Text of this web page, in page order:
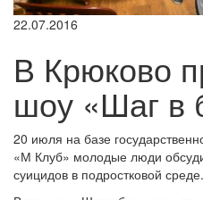
22.07.2016
В Крюково
шоу «Шаг в
20 июля на базе
«М Клуб» молодые люди
суицидов в подростковой среде.